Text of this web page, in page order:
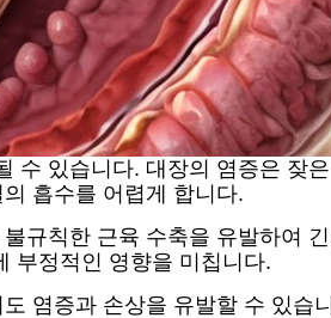
수 있습니다. 대장의 염증은 잦
흡수를 어렵게 합니다.
규칙한 근육 수축을 유발하여
부정적인 영향을 미칩니다.
염증과 손상을 유발할 수 있습